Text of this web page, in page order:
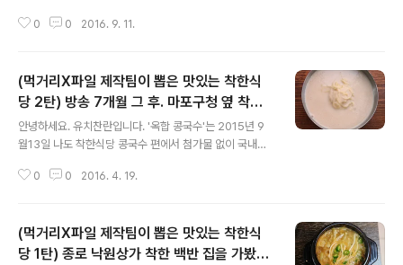
닭갈비 편에서 별 다섯 착한식당에 선정된 곳입니다. 뒤 늦
0 0 2016. 9. 11.
(먹거리X파일 제작팀이 뽑은 맛있는 착한식
당 2탄) 방송 7개월 그 후. 마포구청 옆 착한
콩국수를 먹어봤더니 -옥합 콩국수
안녕하세요. 유치찬란입니다. '옥합 콩국수'는 2015년 9
월13일 나도 착한식당 콩국수 편에서 첨가물 없이 국내산
된 곳입니다. 지난겨울 먹거리X파일 200회 특집 제작진의
0 0 2016. 4. 19.
(먹거리X파일 제작팀이 뽑은 맛있는 착한식
당 1탄) 종로 낙원상가 착한 백반 집을 가봤더